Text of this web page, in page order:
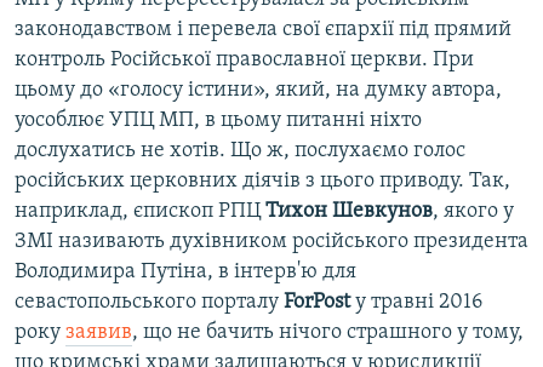
законодавством і перевела свої єпархії під прямий
контроль Російської православної церкви. При
цьому до «голосу істини», який, на думку автора,
уособлює УПЦ МП, в цьому питанні ніхто
дослухатись не хотів. Що ж, послухаємо голос
російських церковних діячів з цього приводу. Так,
наприклад, єпископ РПЦТихон Шевкунов, якого у
ЗМІ називають духівником російського президента
Володимира Путіна, в інтерв'ю для
севастопольського порталу ForPostу травні 2016
року заявив, що не бачить нічого страшного у тому,